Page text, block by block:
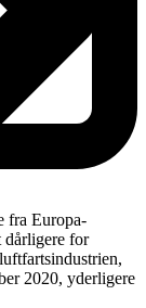
fra Europa-
dårligere for
2020, yderligere